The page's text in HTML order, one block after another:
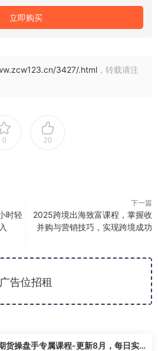
立即购买
3427/.html ，转载请注
0 20
时轻
下一篇
2025跨境出海致富课程，掌握收
并购与营销技巧，实现跨境成功
广告位招租
货操盘手专属课程-更新8月，每日实